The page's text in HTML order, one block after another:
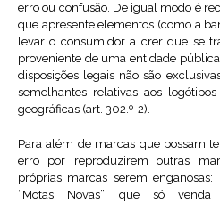
erro ou confusão. De igual modo é
que apresente elementos (como a
levar o consumidor a crer que se
proveniente de uma entidade pública
disposições legais não são
semelhantes relativas aos
geográficas (art. 302.º-2).
Para além de marcas que possam
erro por reproduzirem outras
próprias marcas serem
“Motas Novas” que só venda